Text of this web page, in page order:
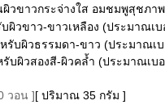
วขาวกระจ่างใส อมชมพูสุชภา
ผิวขาว-ขาวเหลือง (ประมาณเบ
รับผิวธรรมดา-ขาว (ประมาณเ
รับผิวสองสี-ผิวคล้ำ (ประมาณเบ
วอน ][ ปริมาณ 35 กรัม ]